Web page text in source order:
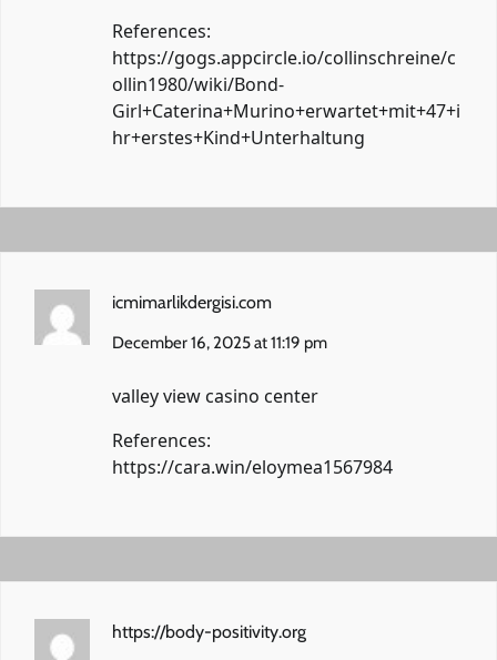
References:
https://gogs.appcircle.io/collinschreine/c
ollin1980/wiki/Bond-
Girl+Caterina+Murino+erwartet+mit+47+i
hr+erstes+Kind+Unterhaltung
icmimarlikdergisi.com
December 16, 2025 at 11:19 pm
valley view casino center
References:
https://cara.win/eloymea1567984
https://body-positivity.org